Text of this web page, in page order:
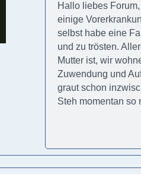
Hallo liebes
einige
selbst habe eine
und zu trösten.
Mutter ist, wir
Zuwendung und
graut schon
Steh momentan so